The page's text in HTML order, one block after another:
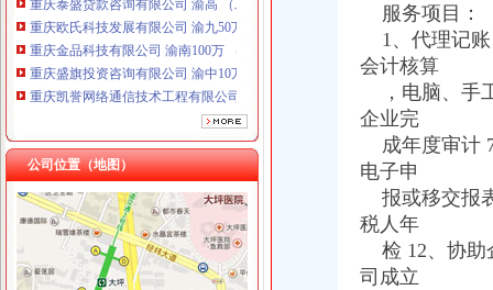
重庆欧氏科技发展有限公司 渝九50万 （进出口权）
重庆金品科技有限公司 渝南100万 （进出口权）
重庆盛旗投资咨询有限公司 渝中10万 （工商注册）
重庆凯誉网络通信技术工程有限公司渝中分公司 （工商注册）
上海兆妩贸易有限公司重庆时代广场分公司 渝中 （工商注册）
杭州思锐贸易有限公司重庆分公司 渝中 （工商注册）
重庆百谷农业开发有限公司 渝中650万 （注册）
公司位置（地图）
工商动态
服务项目：
1、代理记账
会计核算
，电脑、手
企业完
成年度审计
电子申
报或移交报
税人年
检 12、协助
司成立